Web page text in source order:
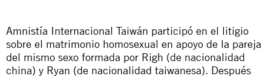
Amnistía Internacional Taiwán participó en el litigio
sobre el matrimonio homosexual en apoyo de la pareja
del mismo sexo formada por Righ (de nacionalidad
china) y Ryan (de nacionalidad taiwanesa). Después